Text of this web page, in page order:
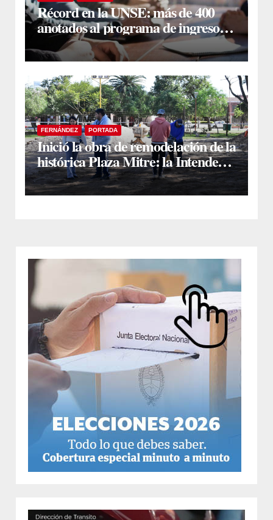
Récord en la UNSE: más de 400
anotados al programa de ingreso
sin secundario
FERNÁNDEZ PORTADA
Inició la obra de remodelación de la
histórica Plaza Mitre: la Intendente
Yanina Iturre supervisó los
primeros trabajos